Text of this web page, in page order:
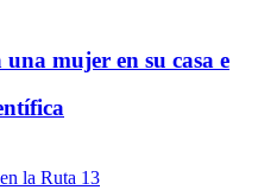
mujer en su casa e